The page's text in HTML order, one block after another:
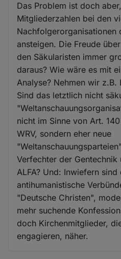
Das Problem ist doch
Mitgliederzahlen bei den
Nachfolgerorganisationen
ansteigen. Die Freude
den Säkularisten immer
daraus? Wie wäre es mit
Analyse? Nehmen wir
Sind das letztlich nicht
nicht im Sinne von Art.
WRV, sondern eher neue
Verfechter der Gentechnik
ALFA? Und: Inwiefern
antihumanistische
"Deutsche Christen",
mehr suchende
doch Kirchenmitglieder,
engagieren, näher.